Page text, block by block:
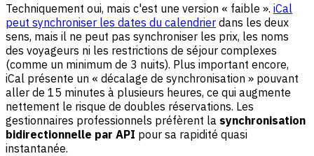
Techniquement oui, mais c'est une version « faible ». iCal
peut synchroniser les dates du calendrier dans les deux
sens, mais il ne peut pas synchroniser les prix, les noms
des voyageurs ni les restrictions de séjour complexes
(comme un minimum de 3 nuits). Plus important encore,
iCal présente un « décalage de synchronisation » pouvant
aller de 15 minutes à plusieurs heures, ce qui augmente
nettement le risque de doubles réservations. Les
gestionnaires professionnels préfèrent la synchronisation
bidirectionnelle par API pour sa rapidité quasi
instantanée.